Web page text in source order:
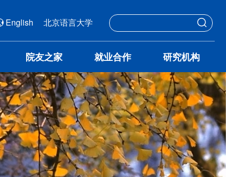
English 北京语言大学
院友之家 就业合作 研究机构